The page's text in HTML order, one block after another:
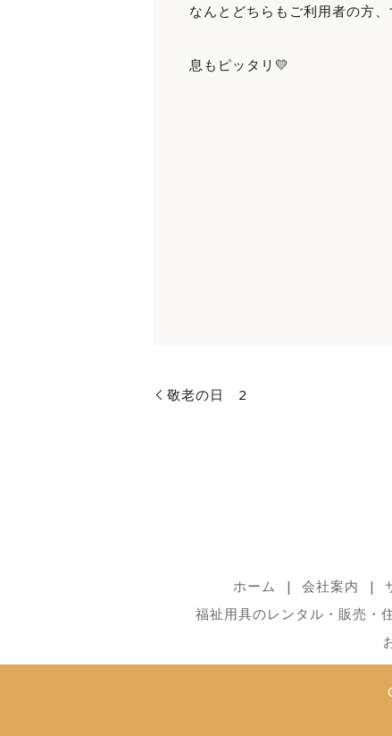
なんとどちらもご利用者の方
息もピッタリ💛
敬老の日 2
ホーム 会社案内
福祉用具のレンタル・販売・